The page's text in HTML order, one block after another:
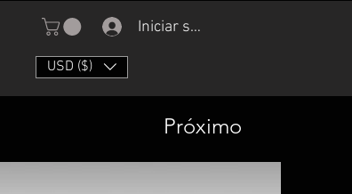
Iniciar sesión
USD ($)
Próximo